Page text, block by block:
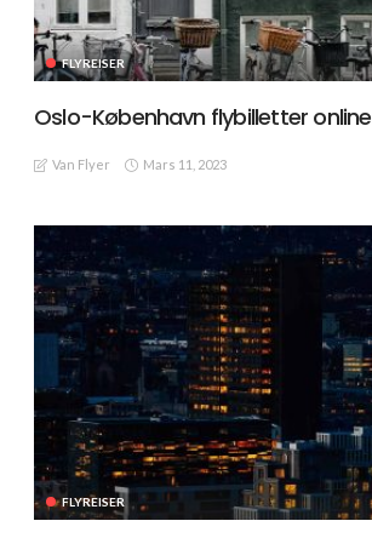
FLYREISER
Oslo-København flybilletter online
Van Flyer Mars 11, 2023
FLYREISER